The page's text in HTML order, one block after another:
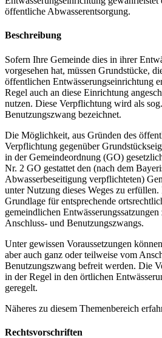
öffentliche Abwasserentsorgung.
Beschreibung
Sofern Ihre Gemeinde dies in ihrer
vorgesehen hat, müssen Grundstücke,
öffentlichen Entwässerungseinrichtung
Regel auch an diese Einrichtung
nutzen. Diese Verpflichtung wird als
Benutzungszwang bezeichnet.
Die Möglichkeit, aus Gründen des
Verpflichtung gegenüber
in der Gemeindeordnung (GO)
Nr. 2 GO gestattet den (nach dem
Abwasserbeseitigung verpflichteten)
unter Nutzung dieses Weges zu
Grundlage für entsprechende
gemeindlichen
Anschluss- und Benutzungszwangs.
Unter gewissen Voraussetzungen
aber auch ganz oder teilweise vom
Benutzungszwang befreit werden. Die
in der Regel in den örtlichen
geregelt.
Näheres zu diesem Themenbereich
Rechtsvorschriften